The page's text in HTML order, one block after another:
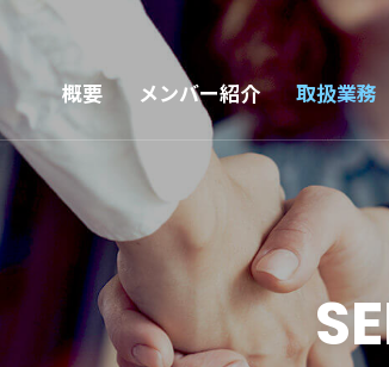
概要 メンバー紹介 取扱業務